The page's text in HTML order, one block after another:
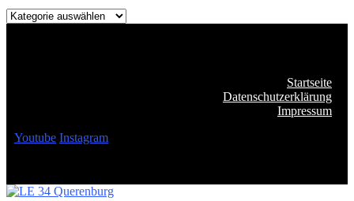
Kategorien
Startseite
Datenschutzerklärung
Impressum
Youtube Instagram